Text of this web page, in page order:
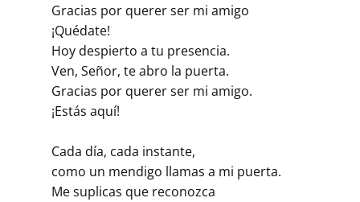
Gracias por querer ser mi amigo
¡Quédate!
Hoy despierto a tu presencia.
Ven, Señor, te abro la puerta.
Gracias por querer ser mi amigo.
¡Estás aquí!
Cada día, cada instante,
como un mendigo llamas a mi puerta.
Me suplicas que reconozca